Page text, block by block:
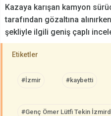
Kazaya karışan kamyon
tarafından gözaltına
şekliyle ilgili geniş çaplı
Etiketler
#İzmir #kaybetti
#Genç Ömer Lütfi Tekin